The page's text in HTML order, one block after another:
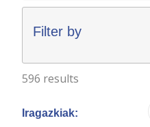
Filter by
596 results
Iragazkiak: